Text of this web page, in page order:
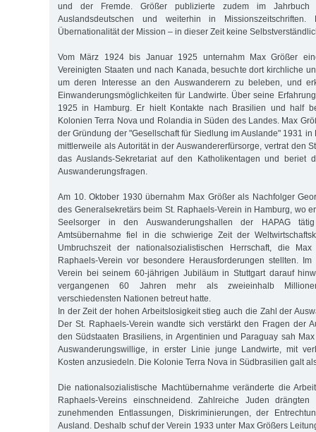
und der Fremde. Größer publizierte zudem im Jahrbuch
Auslandsdeutschen und weiterhin in
Übernationalität der Mission – in dieser Zeit keine
Vom März 1924 bis Januar 1925 unternahm Max Größer
Vereinigten Staaten und nach Kanada, besuchte dort kirchliche
um deren Interesse an den Auswanderern zu beleben, und
Einwanderungsmöglichkeiten für Landwirte. Über seine
1925 in Hamburg. Er hielt Kontakte nach Brasilien und half
Kolonien Terra Nova und Rolandia in Süden des Landes. Max
der Gründung der "Gesellschaft für Siedlung im Auslande" 1931
mittlerweile als Autorität in der Auswandererfürsorge, vertrat den
das Auslands-Sekretariat auf den Katholikentagen und beriet
Auswanderungsfragen.
Am 10. Oktober 1930 übernahm Max Größer als Nachfolger
des Generalsekretärs beim St. Raphaels-Verein in Hamburg, wo
Seelsorger in den Auswanderungshallen der HAPAG
Amtsübernahme fiel in die schwierige Zeit der
Umbruchszeit der nationalsozialistischen Herrschaft, die
Raphaels-Verein vor besondere Herausforderungen stellten.
Verein bei seinem 60-jährigen Jubiläum in Stuttgart darauf
vergangenen 60 Jahren mehr als zweieinhalb
verschiedensten Nationen betreut hatte.
In der Zeit der hohen Arbeitslosigkeit stieg auch die Zahl der
Der St. Raphaels-Verein wandte sich verstärkt den Fragen der
den Südstaaten Brasiliens, in Argentinien und Paraguay sah
Auswanderungswillige, in erster Linie junge Landwirte, mit
Kosten anzusiedeln. Die Kolonie Terra Nova in Südbrasilien galt
Die nationalsozialistische Machtübernahme veränderte die
Raphaels-Vereins einschneidend. Zahlreiche Juden
zunehmenden Entlassungen, Diskriminierungen, der
Ausland. Deshalb schuf der Verein 1933 unter Max Größers